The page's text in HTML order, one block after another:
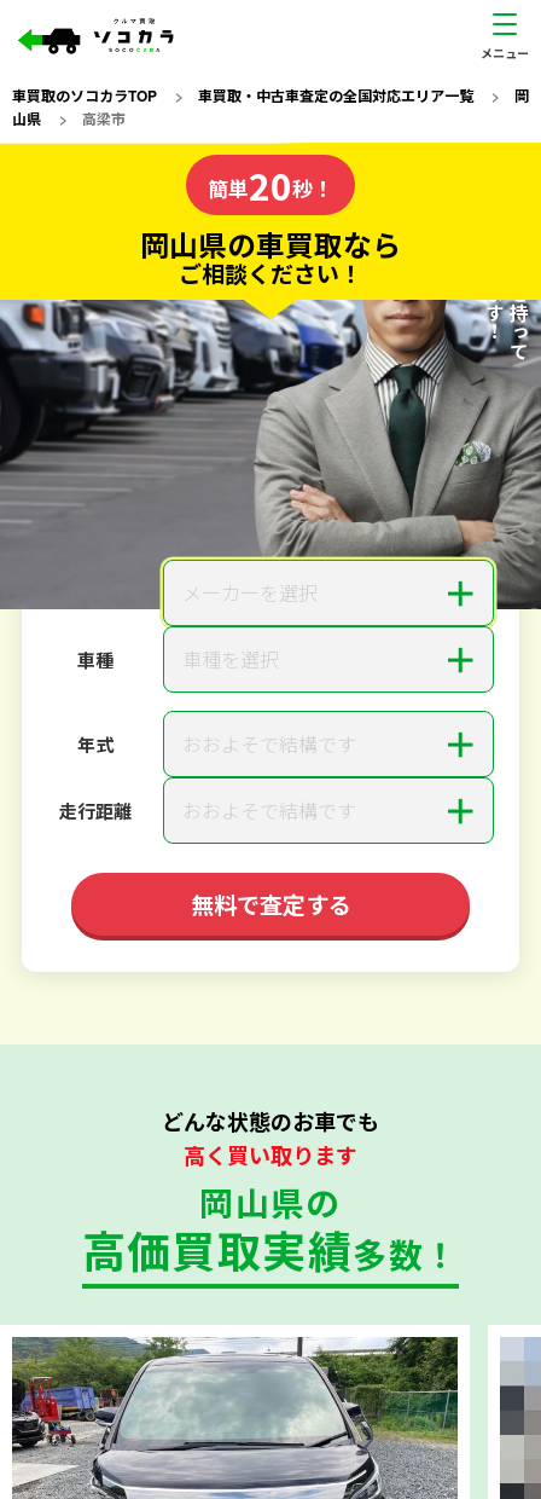
車買取のソコカラTOP > 車買取・中古車査定の全国対応エリア一覧> 岡
山県 > 高梁市
の車買取なら
ソコカラの
電話か出張か、高い方の査定を提案。
だから高価買取!
私たちが責任を持って
査定いたします！
簡単20秒！
岡山県の車買取なら
ご相談ください！
20秒で入力完了！
無料で カンタンWeb査定
ご依頼いただいたお車を丁寧に査定いたします
メーカーを選択 ＋
車種 車種を選択 ＋
年式 おおよそで結構です ＋
走行距離 おおよそで結構です ＋
無料で査定する
どんな状態のお車でも
高く買い取ります
岡山県の
高価買取実績多数！